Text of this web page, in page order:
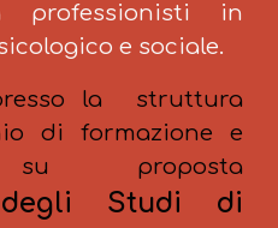
professionisti in
e sociale.
la struttura
di formazione e
su proposta
Studi di